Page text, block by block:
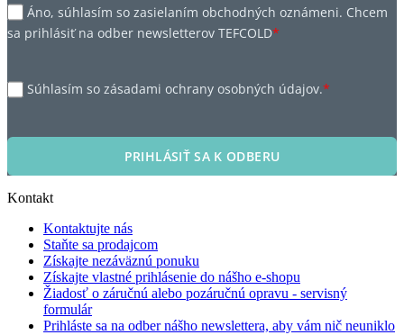
Áno, súhlasím so zasielaním obchodných oznámeni. Chcem
sa prihlásiť na odber newsletterov TEFCOLD*
Súhlasím so zásadami ochrany osobných údajov.*
PRIHLÁSIŤ SA K ODBERU
Kontakt
Kontaktujte nás
Staňte sa prodajcom
Získajte nezáväznú ponuku
Získajte vlastné prihlásenie do nášho e-shopu
Žiadosť o záručnú alebo pozáručnú opravu - servisný
formulár
Prihláste sa na odber nášho newslettera, aby vám nič neuniklo